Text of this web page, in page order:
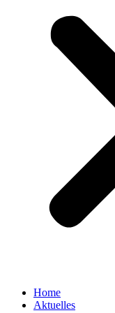
Home
Aktuelles